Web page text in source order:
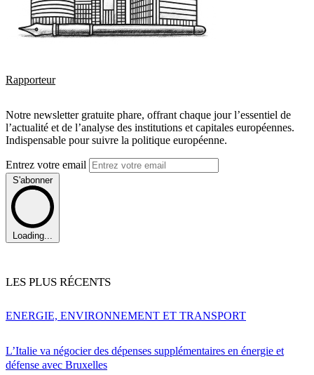
Rapporteur
Notre newsletter gratuite phare, offrant chaque jour l’essentiel de
l’actualité et de l’analyse des institutions et capitales européennes.
Indispensable pour suivre la politique européenne.
Entrez votre email
S'abonner
Loading...
LES PLUS RÉCENTS
L’Italie va négocier des dépenses supplémentaires en énergie et
défense avec Bruxelles
ENERGIE, ENVIRONNEMENT ET TRANSPORT